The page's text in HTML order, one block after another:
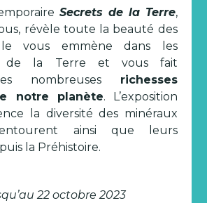
Secrets de la Terre,
révèle toute la beauté des
vous emmène dans les
de la Terre et vous fait
nombreuses richesses
notre planète. L’exposition
la diversité des minéraux
ainsi que leurs
la Préhistoire.
22 octobre 2023